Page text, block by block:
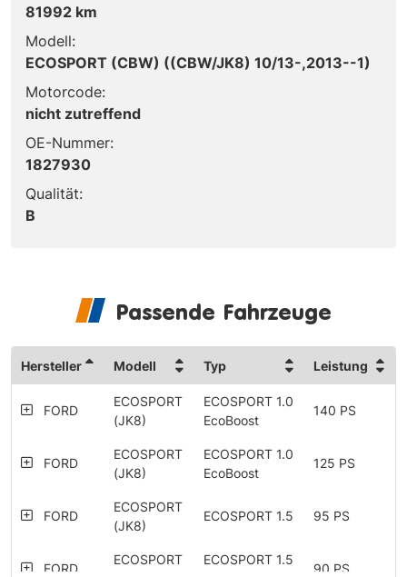
81992 km
Modell:
ECOSPORT (CBW) ((CBW/JK8) 10/13-,2013--1)
Motorcode:
nicht zutreffend
OE-Nummer:
1827930
Qualität:
B
Passende Fahrzeuge
Hersteller Modell Typ Leistung
FORD
ECOSPORT
(JK8)
ECOSPORT 1.0
EcoBoost
140 PS
FORD
ECOSPORT
(JK8)
ECOSPORT 1.0
EcoBoost
125 PS
FORD
ECOSPORT
(JK8)
ECOSPORT 1.5 95 PS
FORD
ECOSPORT
ECOSPORT 1.5
90 PS